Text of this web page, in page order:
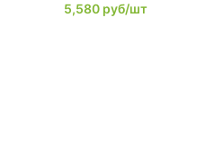
5,580 руб/шт